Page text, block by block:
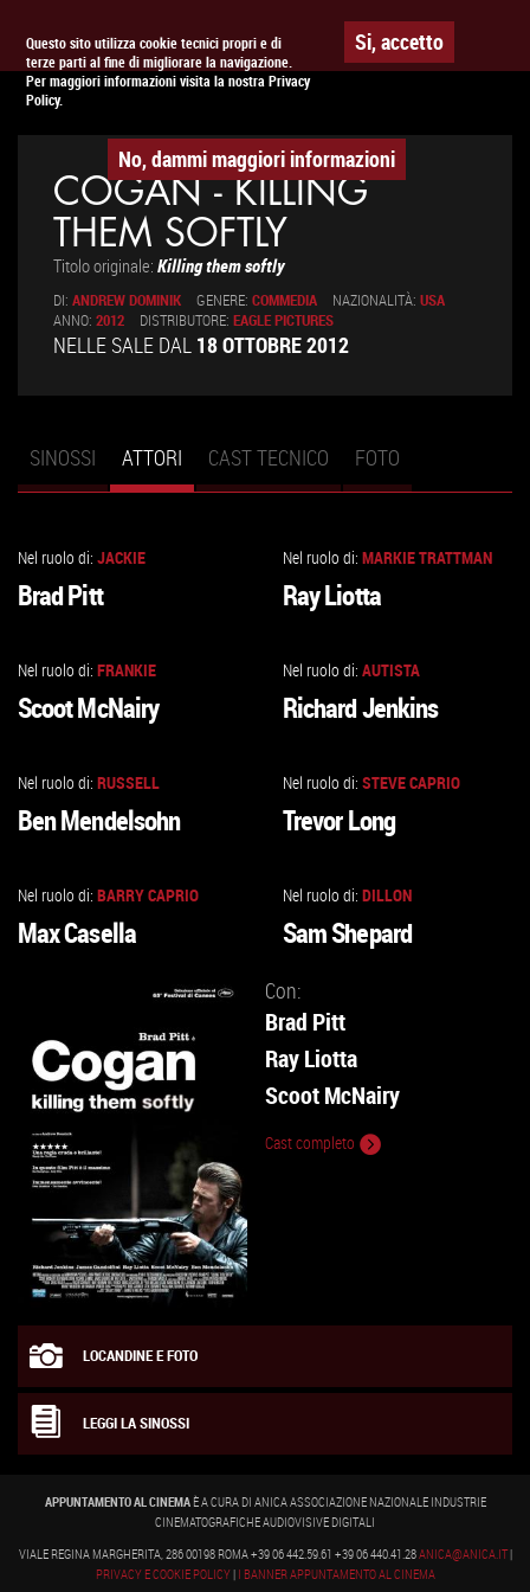
Questo sito utilizza cookie tecnici propri e di
terze parti al fine di migliorare la navigazione.
Per maggiori informazioni visita la nostra Privacy
Policy.
Si, accetto
No, dammi maggiori informazioni
APPUNTAMENTO AL CINEMA
COGAN - KILLING
THEM SOFTLY
Titolo originale: Killing them softly
DI: ANDREW DOMINIK GENERE: COMMEDIA NAZIONALITÀ: USA
ANNO: 2012 DISTRIBUTORE: EAGLE PICTURES
NELLE SALE DAL 18 OTTOBRE 2012
Schede primarie
SINOSSI ATTORI (SCHEDA
ATTIVA)
CAST TECNICO FOTO
ALLA
Nel ruolo di: JACKIE
Brad Pitt
ALLA
Nel ruolo di: MARKIE TRATTMAN
Ray Liotta
ALLA
Nel ruolo di: FRANKIE
Scoot McNairy
ALLA
Nel ruolo di: AUTISTA
Richard Jenkins
ALLA
Nel ruolo di: RUSSELL
Ben Mendelsohn
ALLA
Nel ruolo di: STEVE CAPRIO
Trevor Long
ALLA
Nel ruolo di: BARRY CAPRIO
Max Casella
ALLA
Nel ruolo di: DILLON
Sam Shepard
Con:
Brad Pitt
Ray Liotta
Scoot McNairy
Cast completo
LOCANDINE E FOTO
LEGGI LA SINOSSI
APPUNTAMENTO AL CINEMAÈ A CURA DI ANICA ASSOCIAZIONE NAZIONALE INDUSTRIE
CINEMATOGRAFICHE AUDIOVISIVE DIGITALI
VIALE REGINA MARGHERITA, 286 00198 ROMA +39 06 442.59.61 +39 06 440.41.28ANICA@ANICA.IT|
PRIVACY E COOKIE POLICY| I BANNER APPUNTAMENTO AL CINEMA